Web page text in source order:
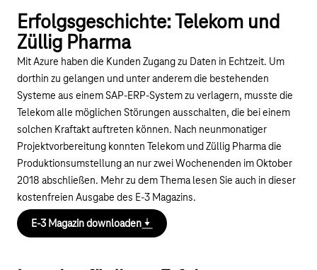
Erfolgsgeschichte: Telekom und
Züllig Pharma
Mit Azure haben die Kunden Zugang zu Daten in Echtzeit. Um
dorthin zu gelangen und unter anderem die bestehenden
Systeme aus einem SAP-ERP-System zu verlagern, musste die
Telekom alle möglichen Störungen ausschalten, die bei einem
solchen Kraftakt auftreten können. Nach neunmonatiger
Projektvorbereitung konnten Telekom und Züllig Pharma die
Produktionsumstellung an nur zwei Wochenenden im Oktober
2018 abschließen. Mehr zu dem Thema lesen Sie auch in dieser
kostenfreien Ausgabe des E-3 Magazins.
E-3 Magazin downloaden